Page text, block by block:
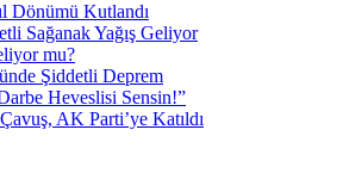
Dönümü Kutlandı
Sağanak Yağış Geliyor
mu?
Şiddetli Deprem
Heveslisi Sensin!”
AK Parti’ye Katıldı